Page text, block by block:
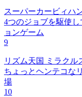
スーパーカービィハ
4つのジョブを駆使
ョンゲーム
9
リズム天国 ミラクル
ちょっとヘンテコな
場
10